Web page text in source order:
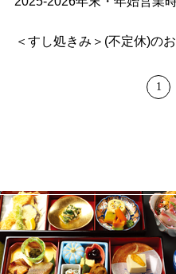
＜すし処きみ＞(不定休)の
1